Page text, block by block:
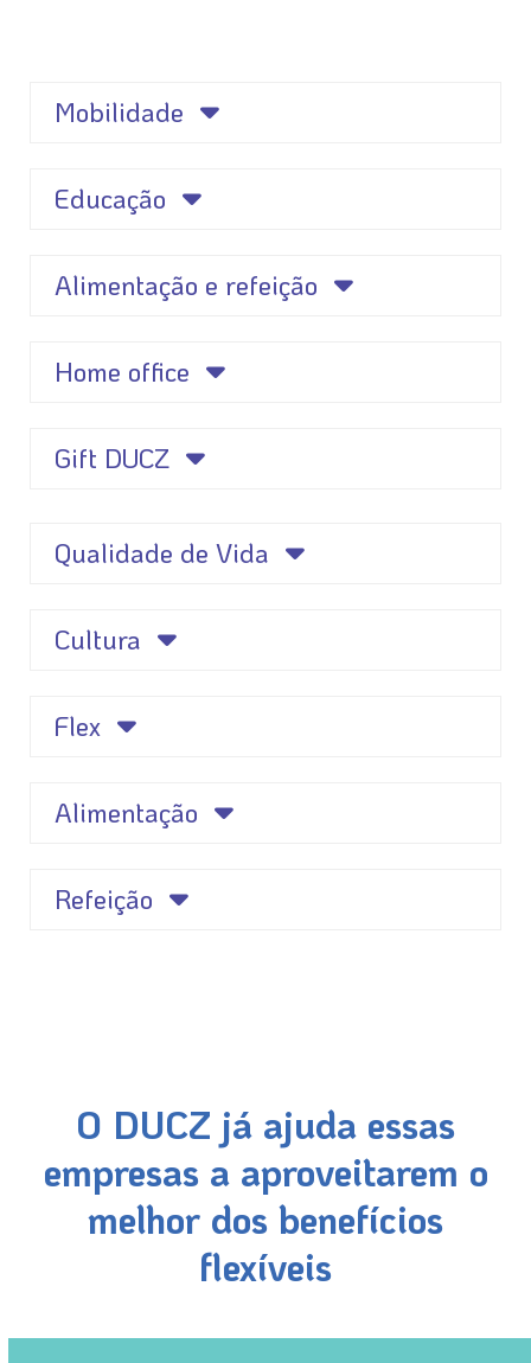
Mobilidade
Educação
Alimentação e refeição
Home office
Gift DUCZ
Qualidade de Vida
Cultura
Flex
Alimentação
Refeição
O DUCZ já ajuda essas
empresas a aproveitarem o
melhor dos benefícios
flexíveis